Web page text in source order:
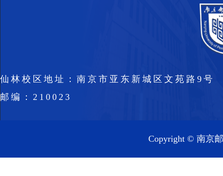
仙林校区地址：南京市亚东新城区文苑路9号
邮编：210023
Copyright © 南京